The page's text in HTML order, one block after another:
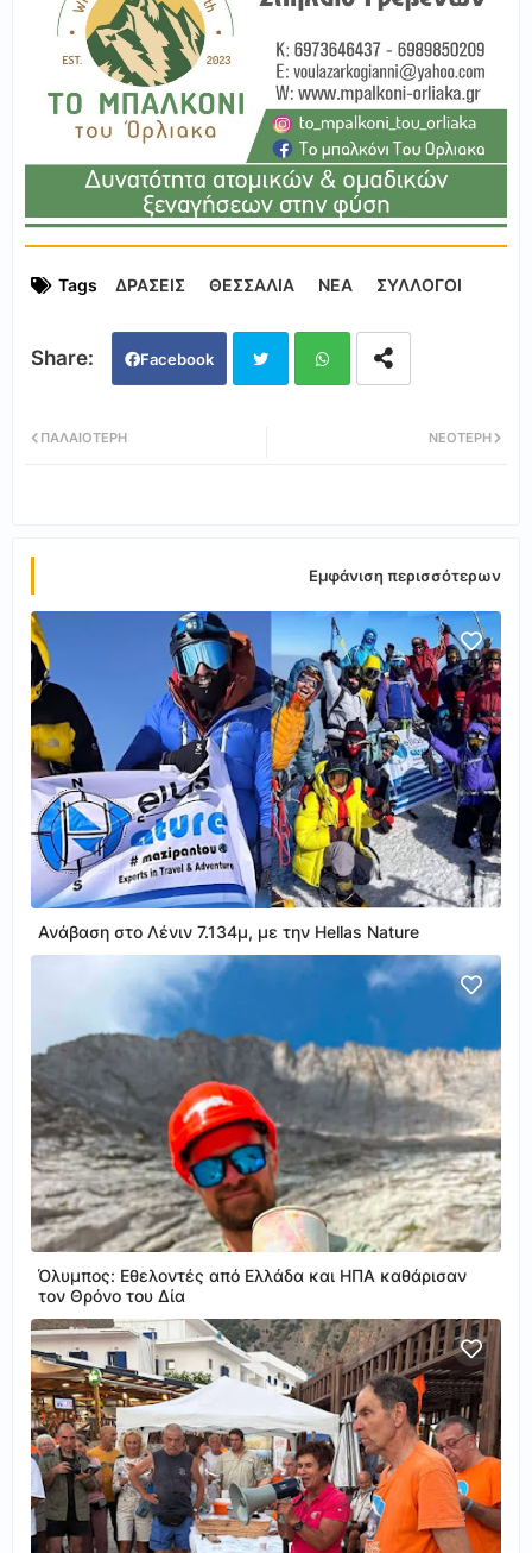
Tags ΔΡΑΣΕΙΣ ΘΕΣΣΑΛΙΑ ΝΕΑ ΣΥΛΛΟΓΟΙ
Facebook
ΝΕΌΤΕΡΗ
ΠΑΛΑΙΌΤΕΡΗ
Εμφάνιση περισσότερων
Ανάβαση στο Λένιν 7.134μ, με την Hellas Nature
Όλυμπος: Εθελοντές από Ελλάδα και ΗΠΑ καθάρισαν
τον Θρόνο του Δία